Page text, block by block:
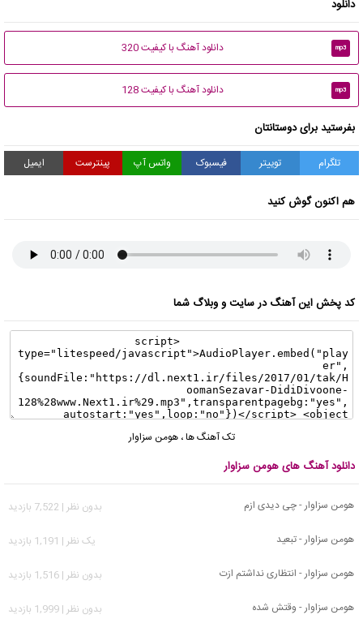
دانلود
mp3 دانلود آهنگ با کیفیت 320
mp3 دانلود آهنگ با کیفیت 128
بفرستید برای دوستانتان
تلگرام توییتر فیسبوک واتس آپ پینترست ایمیل
هم اکنون گوش کنید
کد پخش این آهنگ در سایت و وبلاگ شما
تک آهنگ ها،هومن سزاوار
دانلود آهنگ های هومن سزاوار
هومن سزاوار - چی دیدی ازم
بدون نظر | 7,522 بازدید
هومن سزاوار - تبعید
يک نظر | 1,191 بازدید
هومن سزاوار - انتظاری نداشتم ازت
بدون نظر | 1,516 بازدید
هومن سزاوار - وقتش شده
بدون نظر | 1,999 بازدید